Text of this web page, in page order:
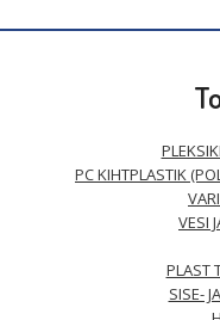
PC KIHTPLASTIK
VESI
PLAST
SISE-